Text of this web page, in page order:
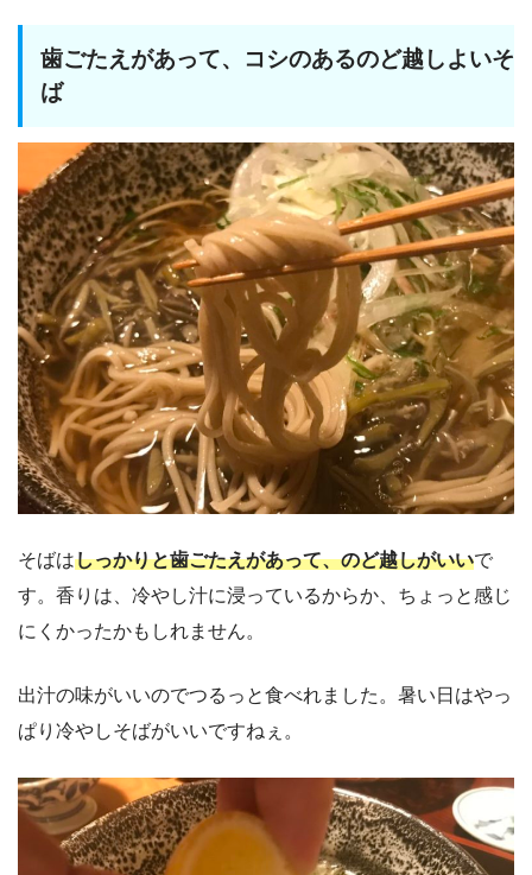
歯ごたえがあって、コシのあるのど越しよいそ
ば
そばはしっかりと歯ごたえがあって、のど越しがいいで
す。香りは、冷やし汁に浸っているからか、ちょっと感じ
にくかったかもしれません。
出汁の味がいいのでつるっと食べれました。暑い日はやっ
ぱり冷やしそばがいいですねぇ。